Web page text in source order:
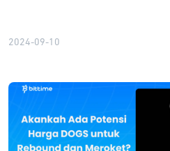
2024-09-10